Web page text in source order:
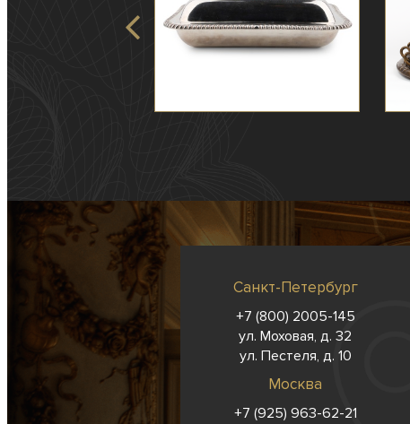
Санкт-Петербург
+7 (800) 2005-145
ул. Моховая, д. 32
ул. Пестеля, д. 10
Москва
+7 (925) 963-62-21